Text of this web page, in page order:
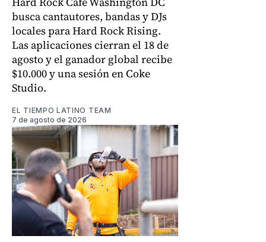
busca cantautores, bandas y DJs
locales para Hard Rock Rising.
Las aplicaciones cierran el 18 de
agosto y el ganador global recibe
$10.000 y una sesión en Coke
Studio.
EL TIEMPO LATINO TEAM
7 de agosto de 2026